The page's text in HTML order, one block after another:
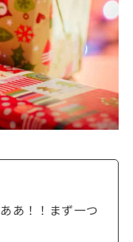
あ！！まず一つ